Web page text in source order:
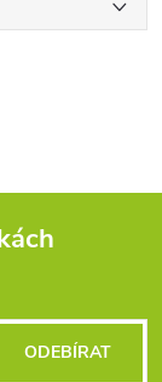
ODEBÍRAT